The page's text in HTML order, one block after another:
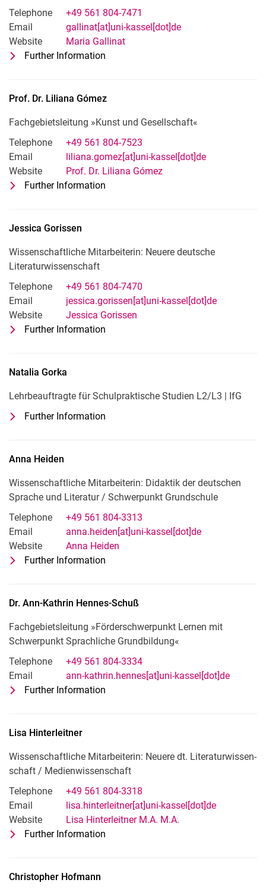
Telephone
+49 561 804-7471
Email
gallinat[at]uni-kassel[dot]de
Website
Maria Gallinat
Further Information
Prof. Dr. Liliana Gómez
Fachgebietsleitung »Kunst und Gesellschaft«
Telephone
+49 561 804-7523
Email
liliana.gomez[at]uni-kassel[dot]de
Website
Prof. Dr. Liliana Gómez
Further Information
Jessica Gorissen
Wissenschaftliche Mitarbeiterin: Neuere deutsche
Literaturwissenschaft
Telephone
+49 561 804-7470
Email
jessica.gorissen[at]uni-kassel[dot]de
Website
Jessica Gorissen
Further Information
Natalia Gorka
Lehrbeauftragte für Schulpraktische Studien L2/L3 | IfG
Further Information
Anna Heiden
Wissenschaftliche Mitarbeiterin: Didaktik der deutschen
Sprache und Literatur / Schwerpunkt Grundschule
Telephone
+49 561 804-3313
Email
anna.heiden[at]uni-kassel[dot]de
Website
Anna Heiden
Further Information
Dr. Ann-Kathrin Hennes-Schuß
Fachgebietsleitung »Förderschwerpunkt Lernen mit
Schwerpunkt Sprachliche Grundbildung«
Telephone
+49 561 804-3334
Email
ann-kathrin.hennes[at]uni-kassel[dot]de
Further Information
Lisa Hinterleitner
Wissenschaftliche Mitarbeiterin: Neue­re dt. Li­te­ra­tur­wis­sen­
schaft / Me­di­en­wis­sen­schaft
Telephone
+49 561 804-3318
Email
lisa.hinterleitner[at]uni-kassel[dot]de
Website
Lisa Hinterleitner M.A. M.A.
Further Information
Christopher Hofmann